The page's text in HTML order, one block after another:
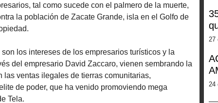
tal como sucede con el palmero de la muerte,
la población de Zacate Grande, isla en el Golfo de
los intereses de los empresarios turísticos y la
del empresario David Zaccaro, vienen sembrando la
las ventas ilegales de tierras comunitarias,
de poder, que ha venido promoviendo mega
Tela.
27
24